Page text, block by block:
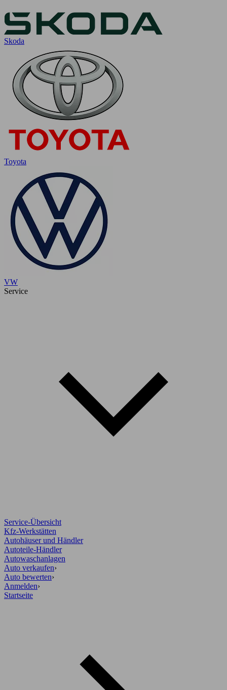
Skoda
Toyota
VW
Service
Service-Übersicht
Kfz-Werkstätten
Autohäuser und Händler
Autoteile-Händler
Autowaschanlagen
Auto verkaufen›
Auto bewerten›
Anmelden›
Startseite